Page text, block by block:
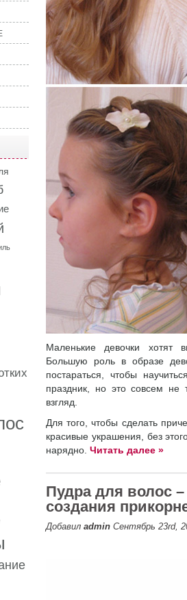
Маленькие девочки хотят
Большую роль в образе
постараться, чтобы
праздник, но это совсем не
взгляд.
Для того, чтобы сделать
красивые украшения, без
нарядно. Читать далее »
Пудра для волос
создания
Добавил admin Сентябрь 23rd,